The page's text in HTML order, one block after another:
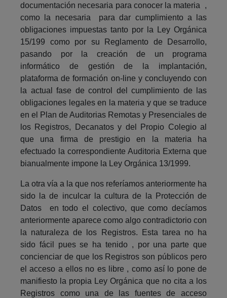
documentación necesaria para conocer la materia ,
como la necesaria para dar cumplimiento a las
obligaciones impuestas tanto por la Ley Orgánica
15/199 como por su Reglamento de Desarrollo,
pasando por la creación de un programa
informático de gestión de la implantación,
plataforma de formación on-line y concluyendo con
la actual fase de control del cumplimiento de las
obligaciones legales en la materia y que se traduce
en el Plan de Auditorias Remotas y Presenciales de
los Registros, Decanatos y del Propio Colegio al
que una firma de prestigio en la materia ha
efectuado la correspondiente Auditoria Externa que
bianualmente impone la Ley Orgánica 13/1999.
La otra vía a la que nos referíamos anteriormente ha
sido la de inculcar la cultura de la Protección de
Datos en todo el colectivo, que como decíamos
anteriormente aparece como algo contradictorio con
la naturaleza de los Registros. Esta tarea no ha
sido fácil pues se ha tenido , por una parte que
concienciar de que los Registros son públicos pero
el acceso a ellos no es libre , como así lo pone de
manifiesto la propia Ley Orgánica que no cita a los
Registros como una de las fuentes de acceso